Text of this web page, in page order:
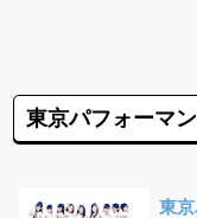
東京パフォーマ
東